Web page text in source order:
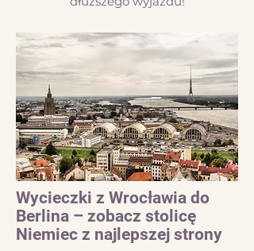
Wycieczki z Wrocławia do
Berlina – zobacz stolicę
Niemiec z najlepszej strony